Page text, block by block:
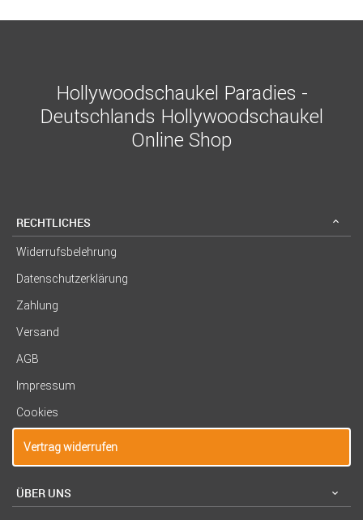
Hollywoodschaukel Paradies -
Deutschlands Hollywoodschaukel
Online Shop
RECHTLICHES
Widerrufsbelehrung
Datenschutzerklärung
Zahlung
Versand
AGB
Impressum
Cookies
Vertrag widerrufen
ÜBER UNS